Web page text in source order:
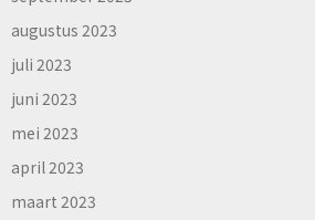
augustus 2023
juli 2023
juni 2023
mei 2023
april 2023
maart 2023